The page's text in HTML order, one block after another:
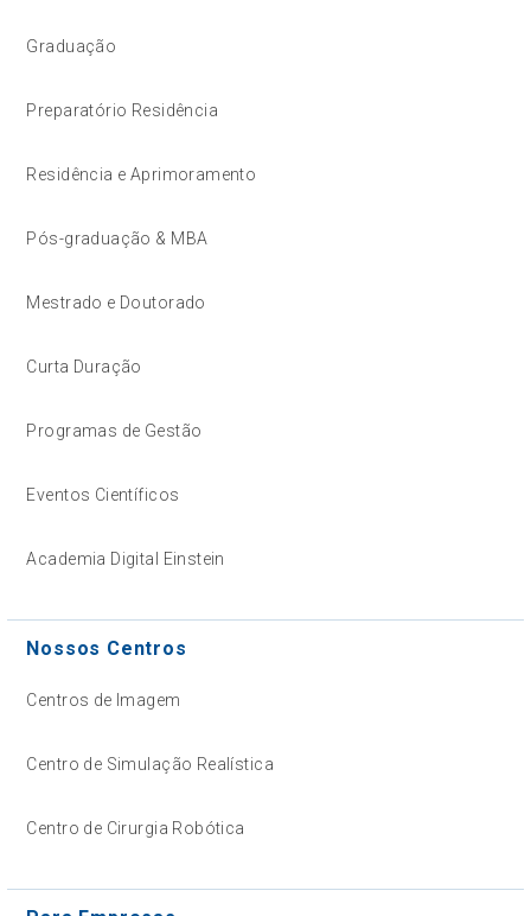
Graduação
Preparatório Residência
Residência e Aprimoramento
Pós-graduação & MBA
Mestrado e Doutorado
Curta Duração
Programas de Gestão
Eventos Científicos
Academia Digital Einstein
Nossos Centros
Centros de Imagem
Centro de Simulação Realística
Centro de Cirurgia Robótica